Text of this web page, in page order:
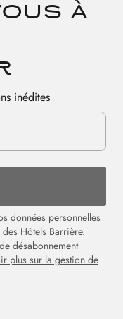
à
inédites
données personnelles
Hôtels Barrière.
désabonnement
plus sur la gestion de